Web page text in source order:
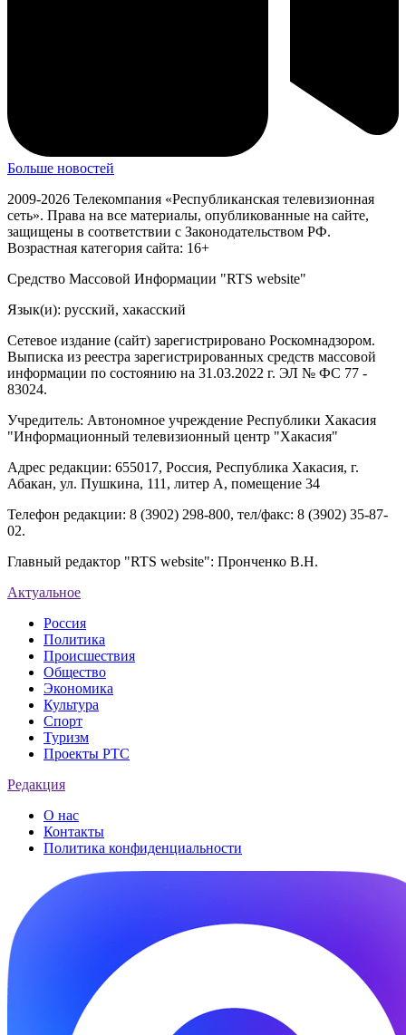
Больше новостей
2009-2026 Телекомпания «Республиканская телевизионная
сеть». Права на все материалы, опубликованные на сайте,
защищены в соответствии с Законодательством РФ.
Возрастная категория сайта: 16+
Средство Массовой Информации "RTS website"
Язык(и): русский, хакасский
Сетевое издание (сайт) зарегистрировано Роскомнадзором.
Выписка из реестра зарегистрированных средств массовой
информации по состоянию на 31.03.2022 г. ЭЛ № ФС 77 -
83024.
Учредитель: Автономное учреждение Республики Хакасия
"Информационный телевизионный центр "Хакасия"
Адрес редакции: 655017, Россия, Республика Хакасия, г.
Абакан, ул. Пушкина, 111, литер А, помещение 34
Телефон редакции: 8 (3902) 298-800, тел/факс: 8 (3902) 35-87-
02.
Главный редактор "RTS website": Пронченко В.Н.
Актуальное
Россия
Политика
Происшествия
Общество
Экономика
Культура
Спорт
Туризм
Проекты РТС
Редакция
О нас
Контакты
Политика конфиденциальности